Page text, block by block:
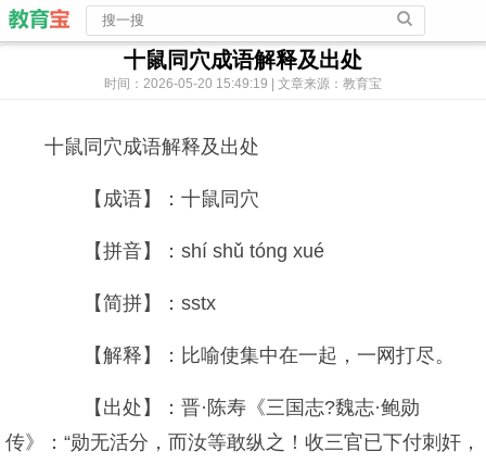
十鼠同穴成语解释及出处
时间：2026-05-20 15:49:19 | 文章来源：教育宝
十鼠同穴成语解释及出处
【成语】：十鼠同穴
【拼音】：shí shǔ tóng xué
【简拼】：sstx
【解释】：比喻使集中在一起，一网打尽。
【出处】：晋·陈寿《三国志?魏志·鲍勋
传》：“勋无活分，而汝等敢纵之！收三官已下付刺奸，